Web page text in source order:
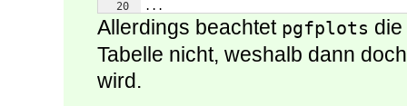
20
...
Allerdings beachtet pgfplots
Tabelle nicht, weshalb dann
wird.